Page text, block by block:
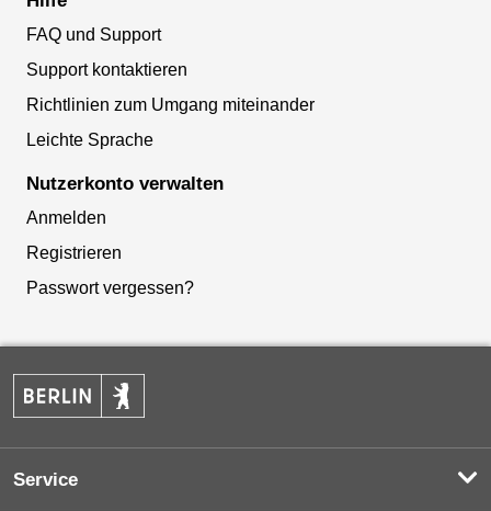
FAQ und Support
Support kontaktieren
Richtlinien zum Umgang miteinander
Leichte Sprache
Nutzerkonto verwalten
Anmelden
Registrieren
Passwort vergessen?
Service